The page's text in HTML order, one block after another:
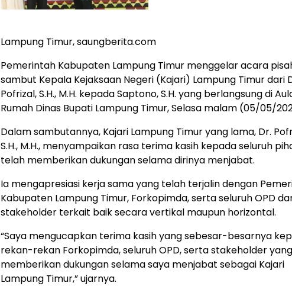
Lampung Timur, saungberita.com
Pemerintah Kabupaten Lampung Timur menggelar acara
sambut Kepala Kejaksaan Negeri (Kajari) Lampung Timur dari
Pofrizal, S.H., M.H. kepada Saptono, S.H. yang berlangsung di
Rumah Dinas Bupati Lampung Timur, Selasa malam (05/05/
Dalam sambutannya, Kajari Lampung Timur yang lama, Dr.
S.H., M.H., menyampaikan rasa terima kasih kepada seluruh
telah memberikan dukungan selama dirinya menjabat.
Ia mengapresiasi kerja sama yang telah terjalin dengan
Kabupaten Lampung Timur, Forkopimda, serta seluruh OPD
stakeholder terkait baik secara vertikal maupun horizontal.
“Saya mengucapkan terima kasih yang sebesar-besarnya
rekan-rekan Forkopimda, seluruh OPD, serta stakeholder
memberikan dukungan selama saya menjabat sebagai Kajari
Lampung Timur,” ujarnya.